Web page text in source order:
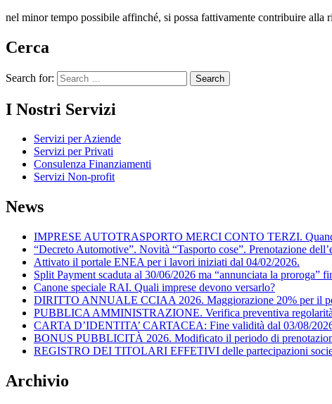
nel minor tempo possibile affinché, si possa fattivamente contribuire
Cerca
Search for:
I Nostri Servizi
Servizi per Aziende
Servizi per Privati
Consulenza Finanziamenti
Servizi Non-profit
News
IMPRESE AUTOTRASPORTO MERCI CONTO TERZI.
“Decreto Automotive”. Novità “Tasporto cose”. Prenotazione
Attivato il portale ENEA per i lavori iniziati dal 04/02/2026.
Split Payment scaduta al 30/06/2026 ma “annunciata la proroga”
Canone speciale RAI. Quali imprese devono versarlo?
DIRITTO ANNUALE CCIAA 2026. Maggiorazione 20% per il
PUBBLICA AMMINISTRAZIONE. Verifica preventiva regolarità
CARTA D’IDENTITA’ CARTACEA: Fine validità dal 03/08/
BONUS PUBBLICITÀ 2026. Modificato il periodo di
REGISTRO DEI TITOLARI EFFETIVI delle partecipazioni
Archivio